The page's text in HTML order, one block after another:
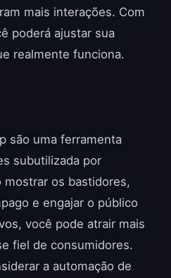
mais interações. Com
poderá ajustar sua
realmente funciona.
são uma ferramenta
subutilizada por
mostrar os bastidores,
e engajar o público
você pode atrair mais
fiel de consumidores.
a automação de